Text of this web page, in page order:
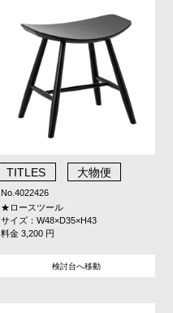
TITLES 大物便
No.4022426
★ロースツール
サイズ：W48×D35×H43
料金 3,200 円
検討台へ移動